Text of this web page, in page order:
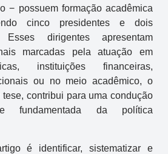
− possuem formação acadêmica
cinco presidentes e dois
Esses dirigentes apresentam
marcadas pela atuação em
instituições financeiras,
ou no meio acadêmico, o
contribui para uma condução
fundamentada da política
é identificar, sistematizar e